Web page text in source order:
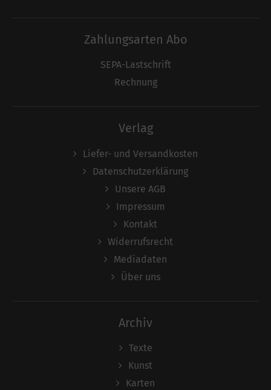
Zahlungsarten Abo
SEPA-Lastschrift
Rechnung
Verlag
Liefer- und Versandkosten
Datenschutzerklärung
Unsere AGB
Impressum
Kontakt
Widerrufsrecht
Mediadaten
Über uns
Archiv
Texte
Kunst
Karten